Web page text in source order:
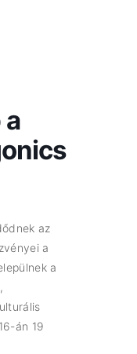
az
a
a
án 19